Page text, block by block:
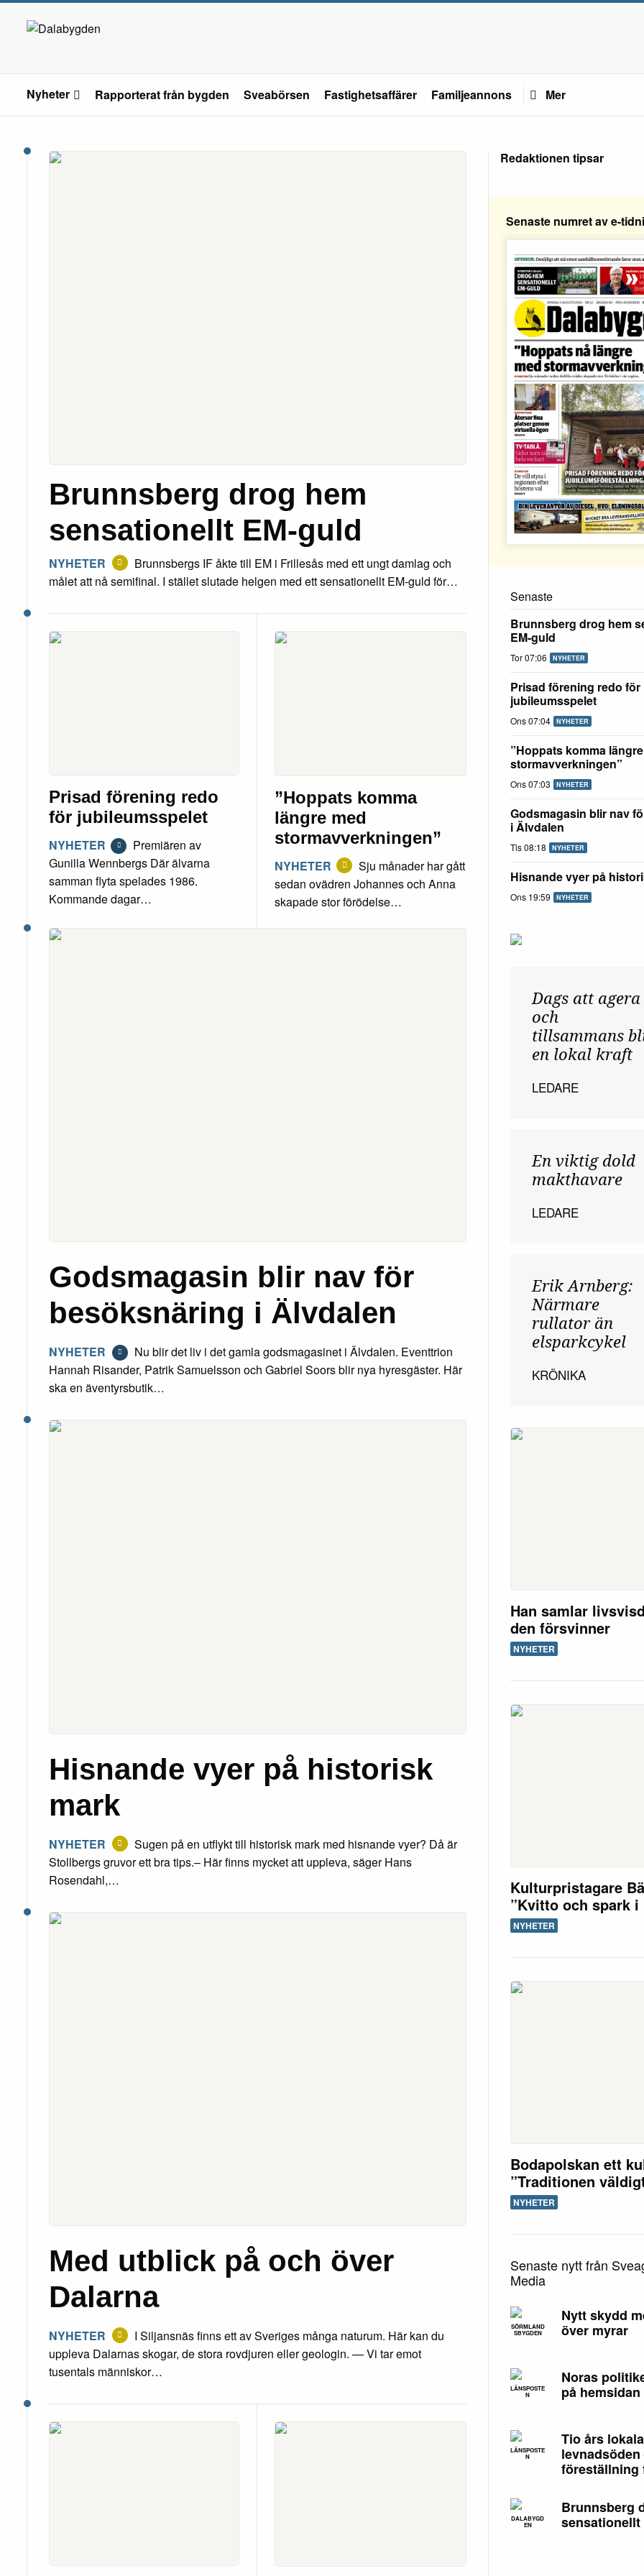
Nyheter Rapporterat från bygden Sveabörsen Fastighetsaffärer Familjeannons Mer
Brunnsberg drog hem
sensationellt EM-guld
NYHETER
Brunnsbergs IF åkte till EM i Frillesås med ett ungt damlag och
målet att nå semifinal. I stället slutade helgen med ett sensationellt EM-guld för…
Prisad förening redo
för jubileumsspelet
NYHETER
Premiären av
Gunilla Wennbergs Där älvarna
samman flyta spelades 1986.
Kommande dagar…
”Hoppats komma
längre med
stormavverkningen”
NYHETER
Sju månader har gått
sedan ovädren Johannes och Anna
skapade stor förödelse…
Godsmagasin blir nav för
besöksnäring i Älvdalen
NYHETER
Nu blir det liv i det gamla godsmagasinet i Älvdalen. Eventtrion
Hannah Risander, Patrik Samuelsson och Gabriel Soors blir nya hyresgäster. Här
ska en äventyrsbutik…
Hisnande vyer på historisk
mark
NYHETER
Sugen på en utflykt till historisk mark med hisnande vyer? Då är
Stollbergs gruvor ett bra tips.– Här finns mycket att uppleva, säger Hans
Rosendahl,…
Med utblick på och över
Dalarna
NYHETER
I Siljansnäs finns ett av Sveriges många naturum. Här kan du
uppleva Dalarnas skogar, de stora rovdjuren eller geologin. — Vi tar emot
tusentals människor…
Redaktionen tipsar
Senaste numret av e-
Senaste
Brunnsberg drog hem
EM-guld
Tor 07:06 NYHETER
Prisad förening redo för
jubileumsspelet
Ons 07:04 NYHETER
”Hoppats komma
stormavverkningen”
Ons 07:03 NYHETER
Godsmagasin blir nav
i Älvdalen
Tis 08:18 NYHETER
Hisnande vyer på
Ons 19:59 NYHETER
Dags att agera
och
tillsammans
en lokal kraft
LEDARE
En viktig dold
makthavare
LEDARE
Erik Arnberg:
Närmare
rullator än
elsparkcykel
KRÖNIKA
Han samlar
den försvinner
NYHETER
Kulturpristagare
”Kvitto och spark i
NYHETER
Bodapolskan ett
”Traditionen
NYHETER
Senaste nytt från
Media
SÖRMLAND
SBYGDEN
Nytt skydd
över myrar
LÄNSPOSTE
N
Noras
på hemsidan
LÄNSPOSTE
N
Tio års lokala
levnadsöden
föreställning
DALABYGD
EN
Brunnsberg
sensationellt